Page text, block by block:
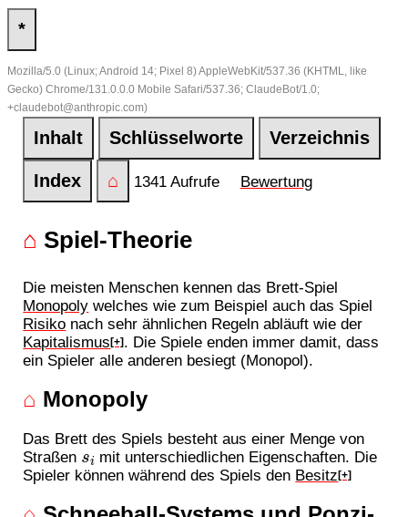
*
Mozilla/5.0 (Linux; Android 14; Pixel 8) AppleWebKit/537.36 (KHTML, like
Gecko) Chrome/131.0.0.0 Mobile Safari/537.36; ClaudeBot/1.0;
+claudebot@anthropic.com)
Inhalt Schlüsselworte Verzeichnis
Index ⌂ 1341 Aufrufe Bewertung
⌂ Spiel-Theorie
Die meisten Menschen kennen das Brett-Spiel
Monopoly welches wie zum Beispiel auch das Spiel
Risiko nach sehr ähnlichen Regeln abläuft wie der
Kapitalismus[+]. Die Spiele enden immer damit, dass
ein Spieler alle anderen besiegt (Monopol).
⌂ Monopoly
Das Brett des Spiels besteht aus einer Menge von
Straßen
s i
mit unterschiedlichen Eigenschaften. Die
Spieler können während des Spiels den Besitz[+]